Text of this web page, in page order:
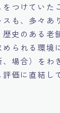
つけていた
も、多々あ
史のある老
られる環境
、場合）を
価に直結し